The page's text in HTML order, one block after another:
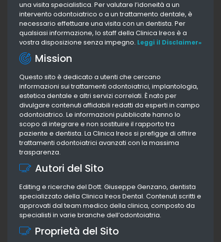
una visita specialistica. Per valutare l’idoneità a un
intervento odontoiatrico o a un trattamento dentale, è
necessario effettuare una visita con un dentista. Per
qualsiasi informazione, lo staff della Clinica Ireos è a
vostra disposizione senza impegno. Leggi il Disclaimer»
Mission
Questo sito è dedicato a utenti che cercano
informazioni sui trattamenti odontoiatrici, implantologia,
estetica dentale e altri servizi correlati. È nato per
divulgare contenuti affidabili redatti da esperti in campo
odontoiatrico. Le informazioni pubblicate hanno lo
scopo di integrare e non sostituire il rapporto tra
paziente e dentista. La Clinica Ireos si prefigge di offrire
trattamenti odontoiatrici avanzati con la massima
trasparenza.
Autori del Sito
Editing e ricerche del Dott. Giuseppe Genzano, dentista
specializzato della Clinica Ireos Dental. Contenuti scritti e
approvati dal team medico della clinica, composto da
specialisti in varie branche dell’odontoiatria.
Proprietà del Sito